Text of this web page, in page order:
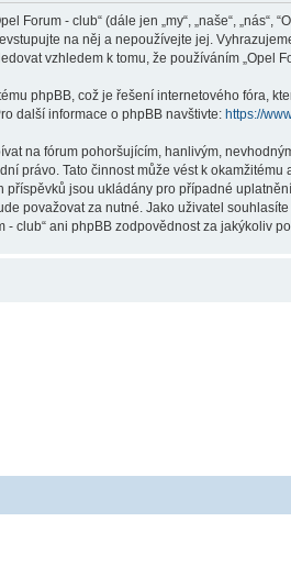
Forum - club“ (dále jen „my“, „naše“,
na něj a nepoužívejte jej.
vzhledem k tomu, že používáním „Opel
phpBB, což je řešení internetového fóra,
další informace o phpBB navštivte: https://
na fórum pohoršujícím, hanlivým,
právo. Tato činnost může vést k
příspěvků jsou ukládány pro případné
považovat za nutné. Jako uživatel
- club“ ani phpBB zodpovědnost za jakýkoliv